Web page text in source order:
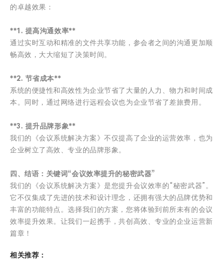
的卓越效果：
**1. 提高沟通效率**
通过实时互动和精准的文件共享功能，参会者之间的沟通更加顺
畅高效，大大缩短了决策时间。
**2. 节省成本**
系统的便捷性和高效性为企业节省了大量的人力、物力和时间成
本。同时，通过网络进行远程会议也为企业节省了差旅费用。
**3. 提升品牌形象**
我们的《会议系统解决方案》不仅提高了企业的运营效率，也为
企业树立了高效、专业的品牌形象。
四、结语：关键词“会议效率提升的秘密武器”
我们的《会议系统解决方案》是您提升会议效率的“秘密武器”。
它不仅集成了先进的技术和设计理念，还拥有强大的品牌优势和
丰富的功能特点。选择我们的方案，您将体验到前所未有的会议
效率提升效果。让我们一起携手，共创高效、专业的企业运营新
篇章！
相关推荐：